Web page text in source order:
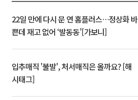
22일 만에 다시 문 연 홈플러스…정상화 바
쁜데 재고 없어 ‘발동동’[가보니]
입추매직 '불발', 처서매직은 올까요? [해
시태그]